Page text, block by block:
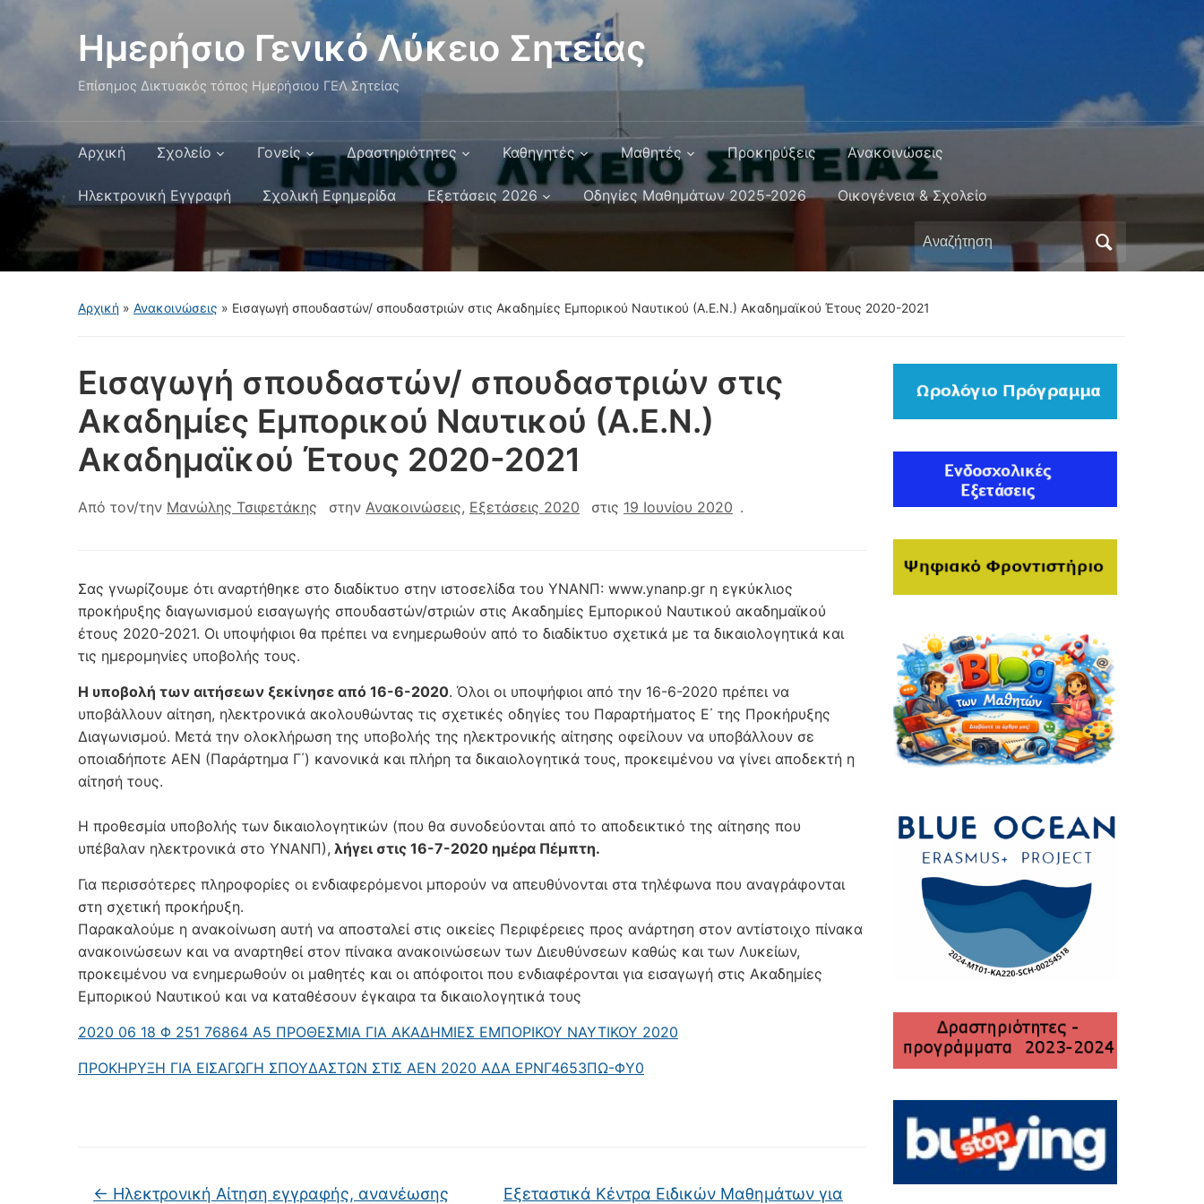
Ημερήσιο Γενικό Λύκειο Σητείας
Επίσημος Δικτυακός τόπος Ημερήσιου ΓΕΛ Σητείας
Αρχική Σχολείο Γονείς Δραστηριότητες Καθηγητές Μαθητές Προκηρύξεις Ανακοινώσεις
Ηλεκτρονική Εγγραφή Σχολική Εφημερίδα Εξετάσεις 2026 Οδηγίες Μαθημάτων 2025-2026 Οικογένεια & Σχολείο
Αναζήτηση
για:
Αρχική » Ανακοινώσεις » Εισαγωγή σπουδαστών/ σπουδαστριών στις Ακαδημίες Εμπορικού Ναυτικού (Α.Ε.Ν.) Ακαδημαϊκού Έτους 2020-2021
Εισαγωγή σπουδαστών/ σπουδαστριών στις
Ακαδημίες Εμπορικού Ναυτικού (Α.Ε.Ν.)
Ακαδημαϊκού Έτους 2020-2021
Από τον/την Μανώλης Τσιφετάκης στην Ανακοινώσεις, Εξετάσεις 2020 στις 19 Ιουνίου 2020 .
Σας γνωρίζουμε ότι αναρτήθηκε στο διαδίκτυο στην ιστοσελίδα του ΥΝΑΝΠ: www.ynanp.gr η εγκύκλιος
προκήρυξης διαγωνισμού εισαγωγής σπουδαστών/στριών στις Ακαδημίες Εμπορικού Ναυτικού ακαδημαϊκού
έτους 2020-2021. Οι υποψήφιοι θα πρέπει να ενημερωθούν από το διαδίκτυο σχετικά με τα δικαιολογητικά και
τις ημερομηνίες υποβολής τους.
Η υποβολή των αιτήσεων ξεκίνησε από 16-6-2020. Όλοι οι υποψήφιοι από την 16-6-2020 πρέπει να
υποβάλλουν αίτηση, ηλεκτρονικά ακολουθώντας τις σχετικές οδηγίες του Παραρτήματος Ε΄ της Προκήρυξης
Διαγωνισμού. Μετά την ολοκλήρωση της υποβολής της ηλεκτρονικής αίτησης οφείλουν να υποβάλλουν σε
οποιαδήποτε ΑΕΝ (Παράρτημα Γ΄) κανονικά και πλήρη τα δικαιολογητικά τους, προκειμένου να γίνει αποδεκτή η
αίτησή τους.
Η προθεσμία υποβολής των δικαιολογητικών (που θα συνοδεύονται από το αποδεικτικό της αίτησης που
υπέβαλαν ηλεκτρονικά στο ΥΝΑΝΠ), λήγει στις 16-7-2020 ημέρα Πέμπτη.
Για περισσότερες πληροφορίες οι ενδιαφερόμενοι μπορούν να απευθύνονται στα τηλέφωνα που αναγράφονται
στη σχετική προκήρυξη.
Παρακαλούμε η ανακοίνωση αυτή να αποσταλεί στις οικείες Περιφέρειες προς ανάρτηση στον αντίστοιχο πίνακα
ανακοινώσεων και να αναρτηθεί στον πίνακα ανακοινώσεων των Διευθύνσεων καθώς και των Λυκείων,
προκειμένου να ενημερωθούν οι μαθητές και οι απόφοιτοι που ενδιαφέρονται για εισαγωγή στις Ακαδημίες
Εμπορικού Ναυτικού και να καταθέσουν έγκαιρα τα δικαιολογητικά τους
2020 06 18 Φ 251 76864 Α5 ΠΡΟΘΕΣΜΙΑ ΓΙΑ ΑΚΑΔΗΜΙΕΣ ΕΜΠΟΡΙΚΟΥ ΝΑΥΤΙΚΟΥ 2020
ΠΡΟΚΗΡΥΞΗ ΓΙΑ ΕΙΣΑΓΩΓΗ ΣΠΟΥΔΑΣΤΩΝ ΣΤΙΣ ΑΕΝ 2020 ΑΔΑ ΕΡΝΓ4653ΠΩ-ΦΥ0
← Ηλεκτρονική Αίτηση εγγραφής, ανανέωσης Εξεταστικά Κέντρα Ειδικών Μαθημάτων για